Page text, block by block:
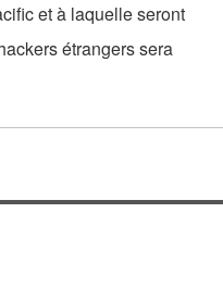
et à laquelle seront
étrangers sera